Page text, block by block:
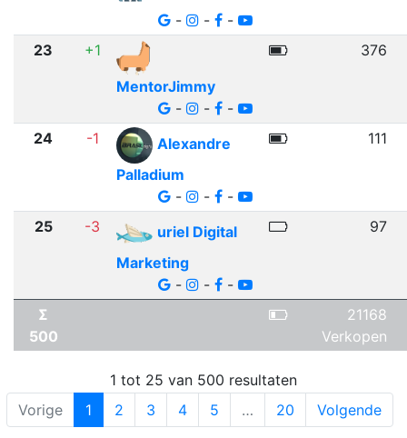
-
- -
23
+1
MentorJimmy
-
- -
376
24 -1
Alexandre
Palladium
-
- -
111
25 -3
uriel Digital
Marketing
-
- -
97
Σ
500
21168
Verkopen
1 tot 25 van 500 resultaten
Vorige
1 2 3 4 5 … 20 Volgende